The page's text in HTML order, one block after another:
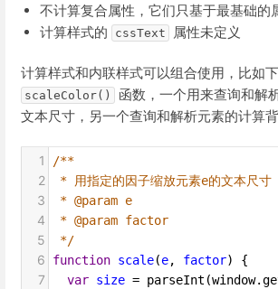
不计算复合属性，它们只基于最基础的
计算样式的
cssText 属性未定义
计算样式和内联样式可以组合使用，比如
scaleColor()
函数，一个用来查询和解
文本尺寸，另一个查询和解析元素的计算
1 /**
2 * 用指定的因子缩放元素e的文本尺寸
3 * @param e
4 * @param factor
5 */
6 function scale(e, factor) {
7 var size = parseInt (window.